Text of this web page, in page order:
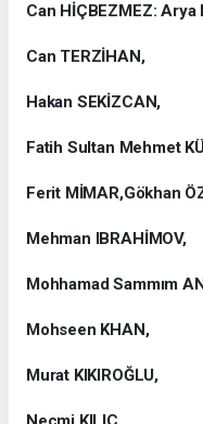
Can HİÇBEZMEZ: Arya
Can TERZİHAN,
Hakan SEKİZCAN,
Fatih Sultan Mehmet
Ferit MİMAR,Gökhan
Mehman IBRAHİMOV,
Mohhamad Sammım
Mohseen KHAN,
Murat KIKIROĞLU,